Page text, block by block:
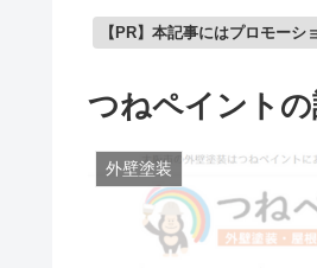
【PR】本記事にはプロモーシ
つねペイント
外壁塗装